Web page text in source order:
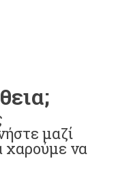
μαζί
χαρούμε να